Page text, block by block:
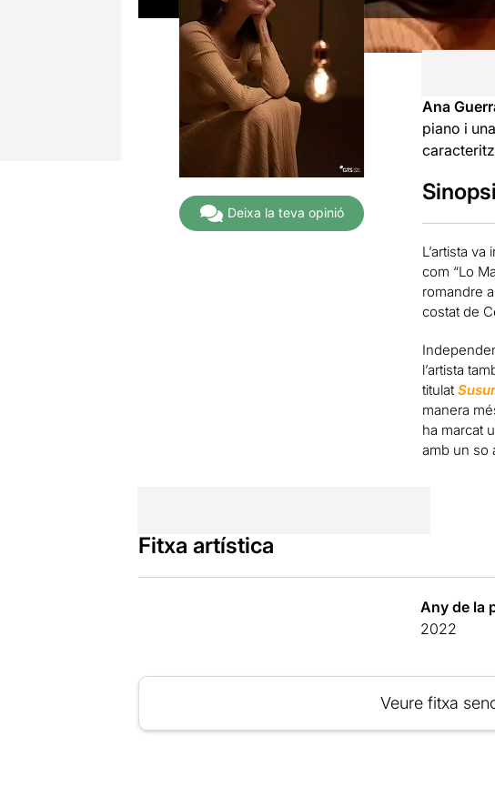
Deixa la teva opinió
Ana
piano i
Sinopsi
L’artista
com “Lo
romandre
costat de
l’artista
titulat
manera
ha marcat
amb un so
Fitxa artística
Any de la
2022
Veure fitxa